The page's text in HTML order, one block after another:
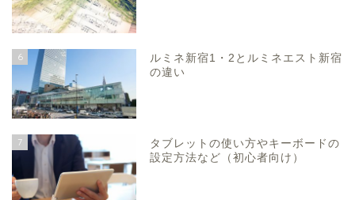
6
ルミネ新宿1・2とルミネエスト新宿
の違い
7
タブレットの使い方やキーボードの
設定方法など（初心者向け）